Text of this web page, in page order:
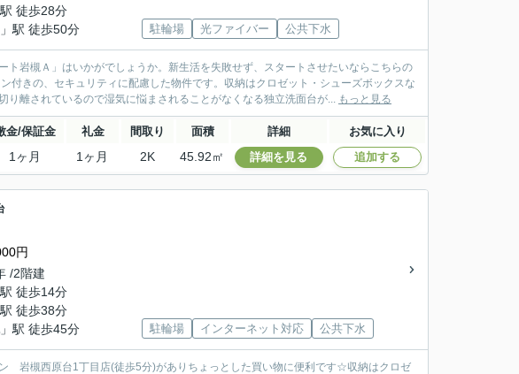
駅 徒歩28分
」駅 徒歩50分 駐輪場 光ファイバー 公共下水
ト岩槻Ａ」はいかがでしょうか。新生活を失敗せず、スタートさせたいならこちらの
付きの、セキュリティに配慮した物件です。収納はクロゼット・シューズボックスな
り離されているので湿気に悩まされることがなくなる独立洗面台が... もっと見る
金/保証金 礼金 間取り 面積 詳細 お気に入り
1ヶ月 1ヶ月 2K 45.92㎡ 詳細を見る 追加する
円
/2階建
駅 徒歩14分
駅 徒歩38分
」駅 徒歩45分 駐輪場 インターネット対応 公共下水
岩槻西原台1丁目店(徒歩5分)がありちょっとした買い物に便利です☆収納はクロゼ